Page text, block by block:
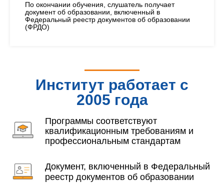
По окончании обучения, слушатель получает
документ об образовании, включенный в
Федеральный реестр документов об образовании
(ФРДО)
Институт работает с
2005 года
Программы соответствуют
квалификационным требованиям и
профессиональным стандартам
Документ, включенный в Федеральный
реестр документов об образовании